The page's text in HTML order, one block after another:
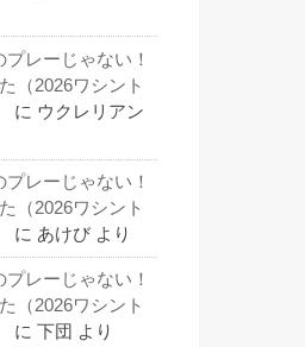
プレーじゃない！
（2026ワシント
に ウクレリアン
プレーじゃない！
（2026ワシント
に あけび より
プレーじゃない！
（2026ワシント
に 下団 より